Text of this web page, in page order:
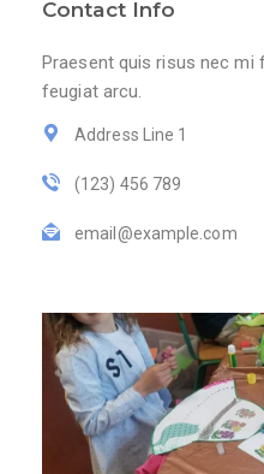
Contact Info
Praesent quis risus nec mi
feugiat arcu.
Address Line 1
(123) 456 789
email@example.com